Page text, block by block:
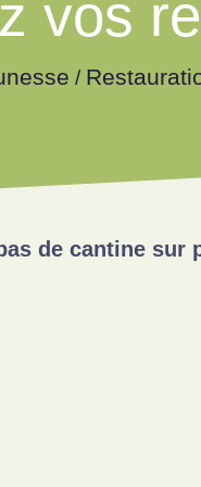
vos
/
de cantine sur